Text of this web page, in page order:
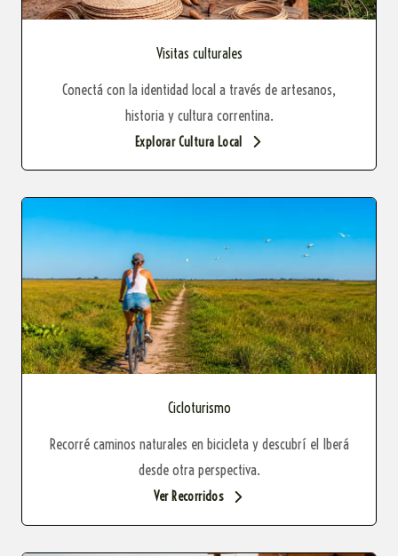
Visitas culturales
Conectá con la identidad local a través de artesanos,
historia y cultura correntina.
Explorar Cultura Local
Cicloturismo
Recorré caminos naturales en bicicleta y descubrí el Iberá
desde otra perspectiva.
Ver Recorridos